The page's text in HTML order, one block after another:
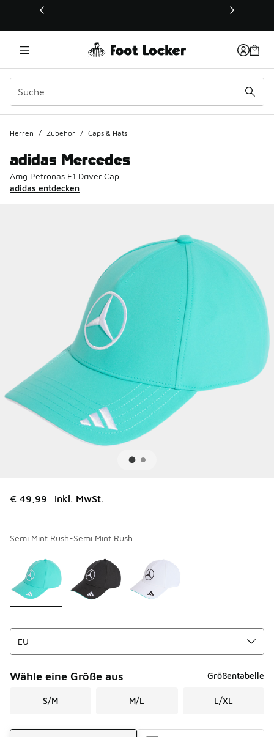
Dieser Link öffnet sich in einem neuen Fenster
Herren / Zubehör / Caps & Hats
adidas Mercedes
Amg Petronas F1 Driver Cap
adidas entdecken
€ 49,99 inkl. MwSt.
Semi Mint Rush-Semi Mint Rush
Seite 1 von 1 zeigt die Farben 1 bis 3 von 3 an.
Bitte wählen Sie einen Stil aus
Wähle eine Größe aus Größentabelle
S/M M/L L/XL